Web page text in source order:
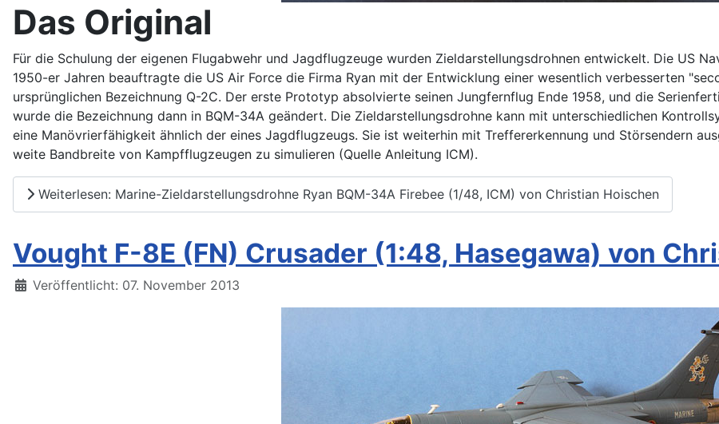
Das Original
Für die Schulung der eigenen Flugabwehr und Jagdflugzeuge wurden Zieldarstellungsdrohnen entwickelt. Die US
1950-er Jahren beauftragte die US Air Force die Firma Ryan mit der Entwicklung einer wesentlich verbesserten
ursprünglichen Bezeichnung Q-2C. Der erste Prototyp absolvierte seinen Jungfernflug Ende 1958, und die
wurde die Bezeichnung dann in BQM-34A geändert. Die Zieldarstellungsdrohne kann mit unterschiedlichen
eine Manövrierfähigkeit ähnlich der eines Jagdflugzeugs. Sie ist weiterhin mit Treffererkennung und Störsendern
weite Bandbreite von Kampfflugzeugen zu simulieren (Quelle Anleitung ICM).
Weiterlesen: Marine-Zieldarstellungsdrohne Ryan BQM-34A Firebee (1/48, ICM) von Christian Hoischen
Vought F-8E (FN) Crusader (1:48, Hasegawa) von
Details
Veröffentlicht: 07. November 2013